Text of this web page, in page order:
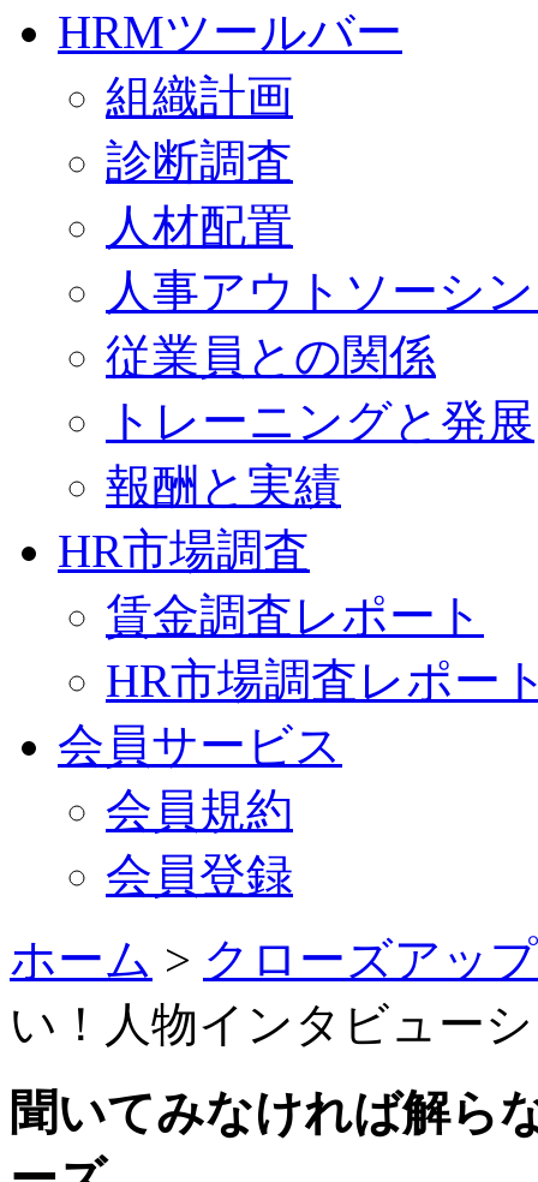
HRMツールバー
組織計画
診断調査
人材配置
人事アウトソーシ
従業員との関係
トレーニングと発展
報酬と実績
HR市場調査
賃金調査レポート
HR市場調査レポー
会員サービス
会員規約
会員登録
ホーム > クローズアップ
い！人物インタビュー
聞いてみなければ解ら